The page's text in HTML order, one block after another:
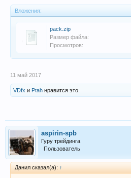
Вложения:
pack.zip
Размер файла:
Просмотров:
11 май 2017
VDfx и Ptah нравится это.
aspirin-spb
Гуру трейдинга
Пользователь
Данил сказал(а): ↑